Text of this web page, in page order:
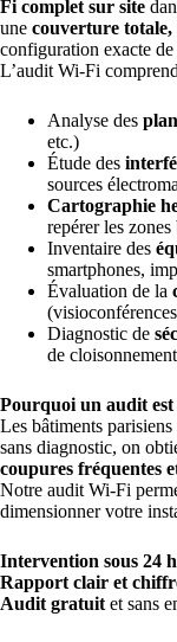
Fi complet sur site
une couverture totale,
configuration exacte
L’audit Wi-Fi
Analyse des
etc.)
Étude des
sources
Cartographie
repérer les zones
Inventaire des
smartphones,
Évaluation de la
Diagnostic de
de
Pourquoi un audit est
Les bâtiments
sans diagnostic, on
coupures fréquentes
Notre audit Wi-Fi
dimensionner votre
Intervention sous 24 h
Rapport clair et
Audit gratuit et sans